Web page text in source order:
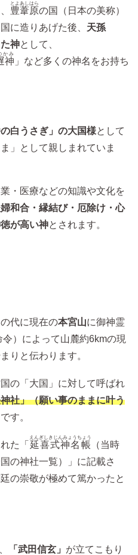
豊葦原
とよあしはら
の国（日本の美称）
に造りあげた後、 天孫
神として、
神
かみ
」など多くの神名をお持ち
白うさぎ」の大国様として
」として親しまれていま
・医療などの知識や文化を
和合・縁結び・厄除け・心
が高い神とされます。
の代に現在の本宮山に御神霊
令）によって山麓約6kmの現
りと伝わります。
の「大国」に対して呼ばれ
社」（願い事のままに叶う
す。
た「 延喜式神名帳
えんぎしきじんみょうちょう
（当時
の神社一覧）」に記載さ
の崇敬が極めて篤かったと
「武田信玄」 が立てこもり